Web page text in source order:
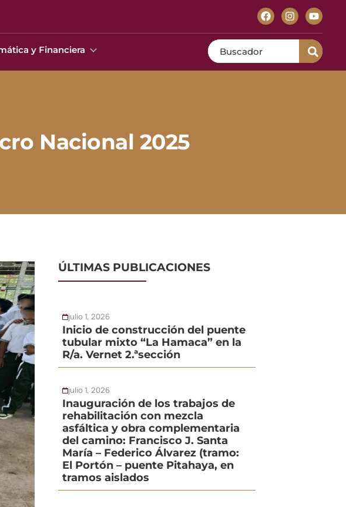
y Financiera
Search
Nacional 2025
ÚLTIMAS PUBLICACIONES
julio 1, 2026
Inicio de construcción del puente
tubular mixto “La Hamaca” en la
R/a. Vernet 2.ªsección
julio 1, 2026
Inauguración de los trabajos de
rehabilitación con mezcla
asfáltica y obra complementaria
del camino: Francisco J. Santa
María – Federico Álvarez (tramo:
El Portón – puente Pitahaya, en
tramos aislados